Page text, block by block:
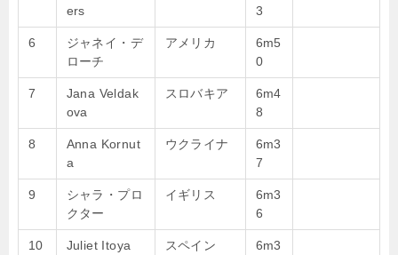
ers
3
6
ジャネイ・デ
ローチ
アメリカ
6m5
0
7
Jana Veldak
ova
スロバキア
6m4
8
8
Anna Kornut
a
ウクライナ
6m3
7
9
シャラ・プロ
クター
イギリス
6m3
6
10 Juliet Itoya スペイン
6m3